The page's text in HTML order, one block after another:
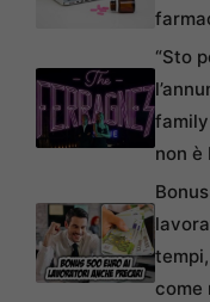
“Sto
non è
come